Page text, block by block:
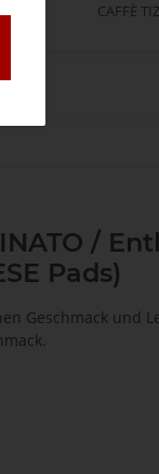
CAFFÈ
/
Pads)
Geschmack und